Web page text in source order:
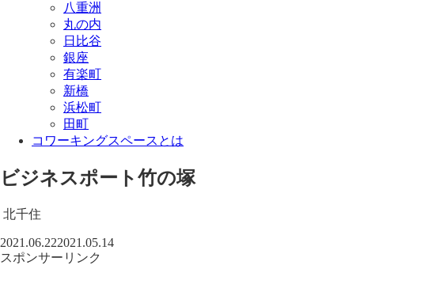
八重洲
丸の内
日比谷
銀座
有楽町
新橋
浜松町
田町
コワーキングスペースとは
ビジネスポート竹の塚
北千住
2021.06.222021.05.14
スポンサーリンク